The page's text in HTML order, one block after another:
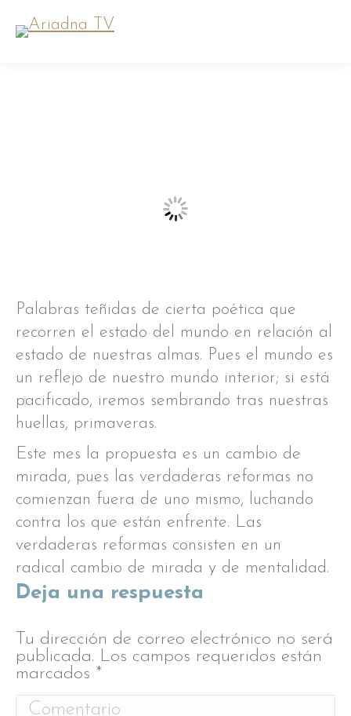
Palabras teñidas de cierta poética que
recorren el estado del mundo en relación al
estado de nuestras almas. Pues el mundo es
un reflejo de nuestro mundo interior; si está
pacificado, iremos sembrando tras nuestras
huellas, primaveras.
Este mes la propuesta es un cambio de
mirada, pues las verdaderas reformas no
comienzan fuera de uno mismo, luchando
contra los que están enfrente. Las
verdaderas reformas consisten en un
radical cambio de mirada y de mentalidad.
Deja una respuesta
Tu dirección de correo electrónico no será
publicada. Los campos requeridos están
marcados *
Comentario